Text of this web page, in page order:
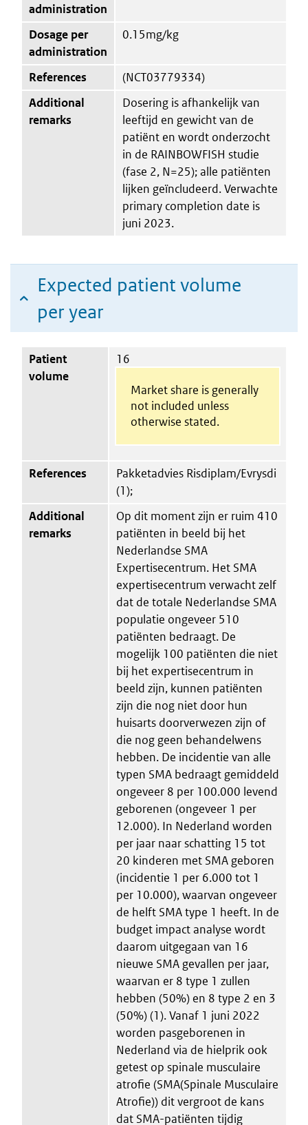
administration
Dosage per
administration
0.15mg/kg
References
(NCT03779334)
Additional
remarks
Dosering is afhankelijk van
leeftijd en gewicht van de
patiënt en wordt onderzocht
in de RAINBOWFISH studie
(fase 2, N=25); alle patiënten
lijken geïncludeerd. Verwachte
primary completion date is
juni 2023.
Expected patient volume
per year
Patient
volume
16
Market share is generally
not included unless
otherwise stated.
References
Pakketadvies Risdiplam/Evrysdi
(1);
Additional
remarks
Op dit moment zijn er ruim 410
patiënten in beeld bij het
Nederlandse SMA
Expertisecentrum. Het SMA
expertisecentrum verwacht zelf
dat de totale Nederlandse SMA
populatie ongeveer 510
patiënten bedraagt. De
mogelijk 100 patiënten die niet
bij het expertisecentrum in
beeld zijn, kunnen patiënten
zijn die nog niet door hun
huisarts doorverwezen zijn of
die nog geen behandelwens
hebben. De incidentie van alle
typen SMA bedraagt gemiddeld
ongeveer 8 per 100.000 levend
geborenen (ongeveer 1 per
12.000). In Nederland worden
per jaar naar schatting 15 tot
20 kinderen met SMA geboren
(incidentie 1 per 6.000 tot 1
per 10.000), waarvan ongeveer
de helft SMA type 1 heeft. In de
budget impact analyse wordt
daarom uitgegaan van 16
nieuwe SMA gevallen per jaar,
waarvan er 8 type 1 zullen
hebben (50%) en 8 type 2 en 3
(50%) (1). Vanaf 1 juni 2022
worden pasgeborenen in
Nederland via de hielprik ook
getest op spinale musculaire
atrofie (SMA(Spinale Musculaire
Atrofie)) dit vergroot de kans
dat SMA-patiënten tijdig